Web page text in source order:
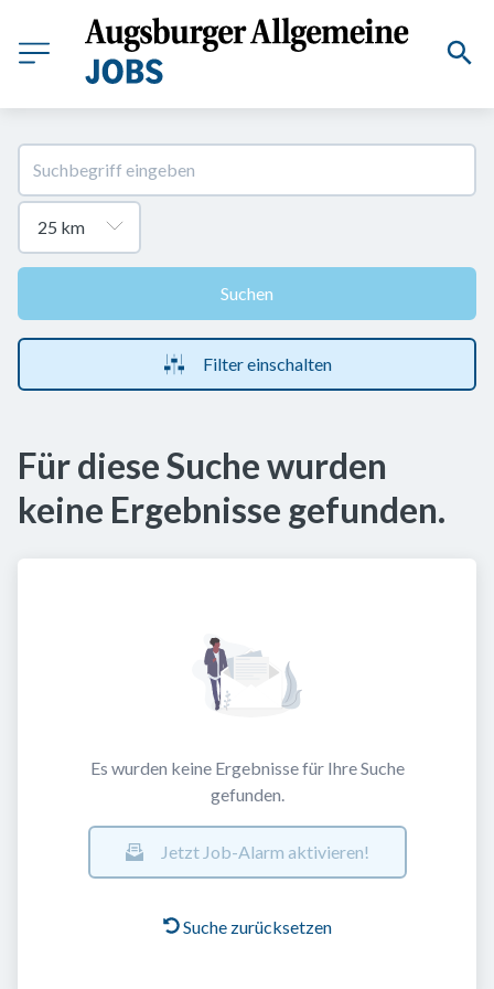
Suchen
Filter einschalten
Für diese Suche wurden
keine Ergebnisse gefunden.
Es wurden keine Ergebnisse für Ihre Suche
gefunden.
Jetzt Job-Alarm aktivieren!
Suche zurücksetzen